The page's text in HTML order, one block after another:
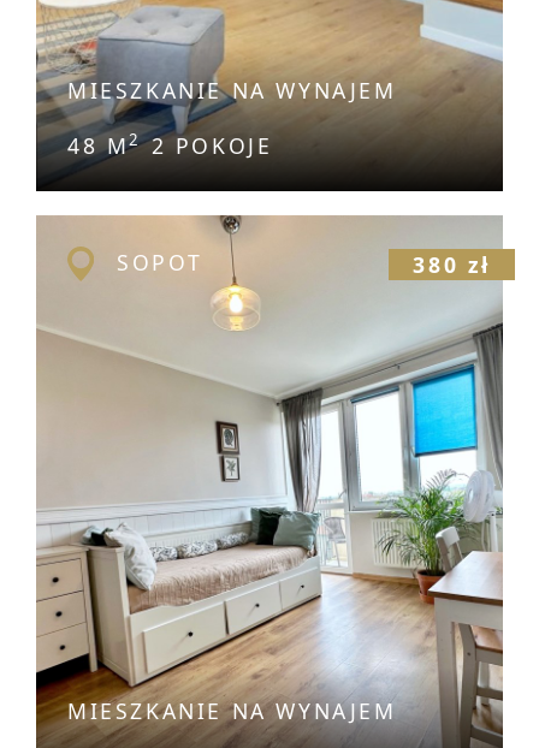
MIESZKANIE NA WYNAJEM
48 M2 2 POKOJE
SOPOT
MIESZKANIE NA WYNAJEM
380 zł